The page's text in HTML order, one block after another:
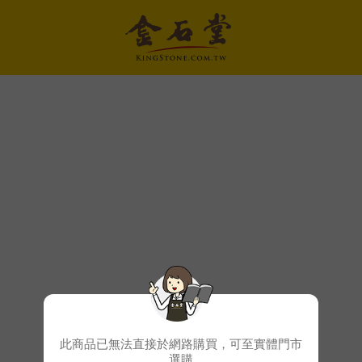
此商品已無法直接於網路購買，可至實體門市
選購